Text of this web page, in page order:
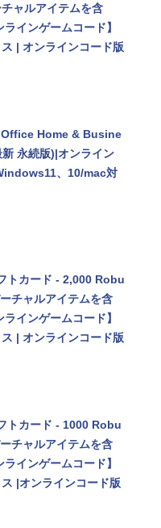
13インチノートブッ
Intelligence、Liq
ィスプレイ、8GBメ
ラ、Touch ID - インデ
保護 15.6 16インチ パ
チノートブック：AI
ドメモリ、1TB SSDス
12MPセンターフレーム
語キーボード、Touc
ー
チャルアイテムを含
インゲームコード】
| オンラインコード版
Home & Busine
永続版)|オンライン
、10/mac対
トカード - 2,000 Robu
チャルアイテムを含
インゲームコード】
| オンラインコード版
トカード - 1000 Robu
チャルアイテムを含
インゲームコード】
|オンラインコード版